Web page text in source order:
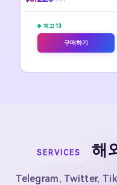
재고 13
구매하기
SERVICES 해
Telegram, Twitter,